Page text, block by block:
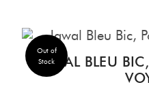
Out of
Stock
JAWAL BLEU